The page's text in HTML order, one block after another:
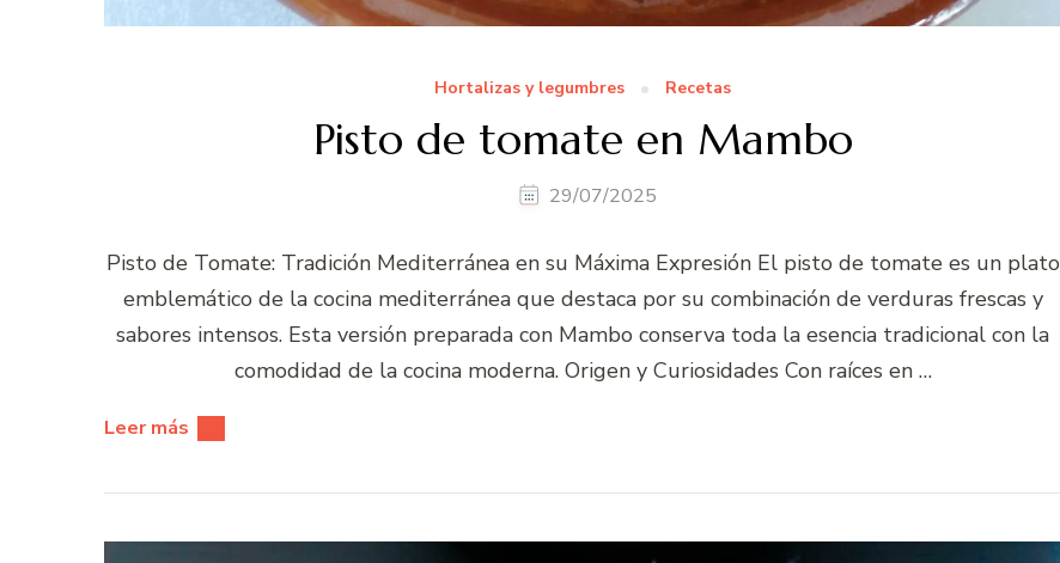
Hortalizas y legumbres Recetas
Pisto de tomate en Mambo
29/07/2025
Pisto de Tomate: Tradición Mediterránea en su Máxima Expresión El pisto de tomate es un plato
emblemático de la cocina mediterránea que destaca por su combinación de verduras frescas y
sabores intensos. Esta versión preparada con Mambo conserva toda la esencia tradicional con la
comodidad de la cocina moderna. Origen y Curiosidades Con raíces en …
Leer más